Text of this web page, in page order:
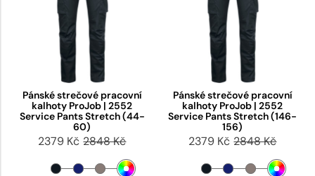
Pánské strečové pracovní
kalhoty ProJob | 2552
Service Pants Stretch (44-
60)
2379 Kč 2848 Kč
Pánské strečové pracovní
kalhoty ProJob | 2552
Service Pants Stretch (146-
156)
2379 Kč 2848 Kč